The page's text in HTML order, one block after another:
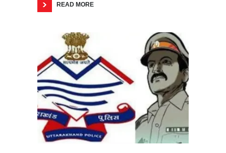
READ MORE